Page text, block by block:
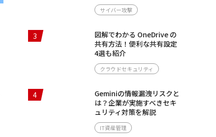
サイバー攻撃
3
図解でわかる OneDrive の
共有方法！便利な共有設定
4選も紹介
クラウドセキュリティ
4
Geminiの情報漏洩リスクと
は？企業が実施すべきセキ
ュリティ対策を解説
IT資産管理